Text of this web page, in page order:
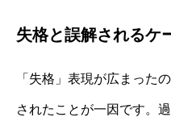
失格と誤解されるケ
「失格」表現が広まった
されたことが一因です。